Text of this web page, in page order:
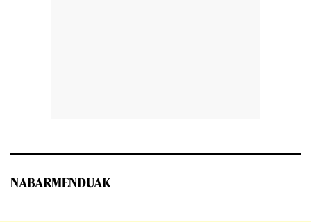
NABARMENDUAK